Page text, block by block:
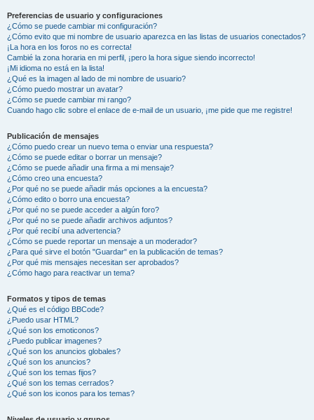
Preferencias de usuario y configuraciones
¿Cómo se puede cambiar mi configuración?
¿Cómo evito que mi nombre de usuario aparezca en las listas de usuarios conectados?
¡La hora en los foros no es correcta!
Cambié la zona horaria en mi perfil, ¡pero la hora sigue siendo incorrecto!
¡Mi idioma no está en la lista!
¿Qué es la imagen al lado de mi nombre de usuario?
¿Cómo puedo mostrar un avatar?
¿Cómo se puede cambiar mi rango?
Cuando hago clic sobre el enlace de e-mail de un usuario, ¡me pide que me registre!
Publicación de mensajes
¿Cómo puedo crear un nuevo tema o enviar una respuesta?
¿Cómo se puede editar o borrar un mensaje?
¿Cómo se puede añadir una firma a mi mensaje?
¿Cómo creo una encuesta?
¿Por qué no se puede añadir más opciones a la encuesta?
¿Cómo edito o borro una encuesta?
¿Por qué no se puede acceder a algún foro?
¿Por qué no se puede añadir archivos adjuntos?
¿Por qué recibí una advertencia?
¿Cómo se puede reportar un mensaje a un moderador?
¿Para qué sirve el botón "Guardar" en la publicación de temas?
¿Por qué mis mensajes necesitan ser aprobados?
¿Cómo hago para reactivar un tema?
Formatos y tipos de temas
¿Qué es el código BBCode?
¿Puedo usar HTML?
¿Qué son los emoticonos?
¿Puedo publicar imagenes?
¿Qué son los anuncios globales?
¿Qué son los anuncios?
¿Qué son los temas fijos?
¿Qué son los temas cerrados?
¿Qué son los iconos para los temas?